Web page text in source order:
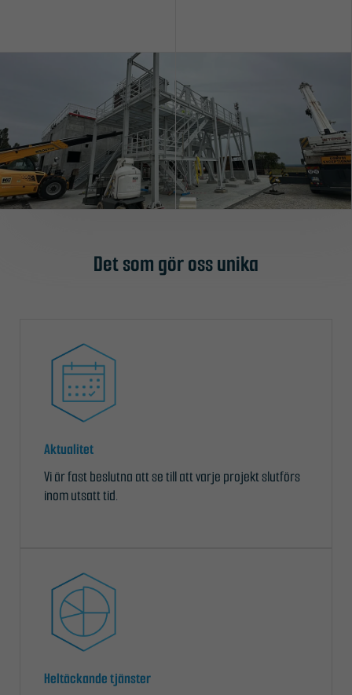
Det som gör oss unika
Aktualitet
Vi är fast beslutna att se till att varje projekt slutförs
inom utsatt tid.
Heltäckande tjänster